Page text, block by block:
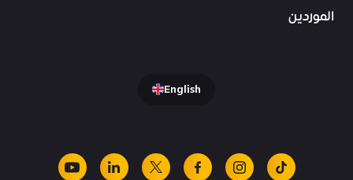
الموردين
English
tiktok
instagram
facebook
x
linkedin
youtube